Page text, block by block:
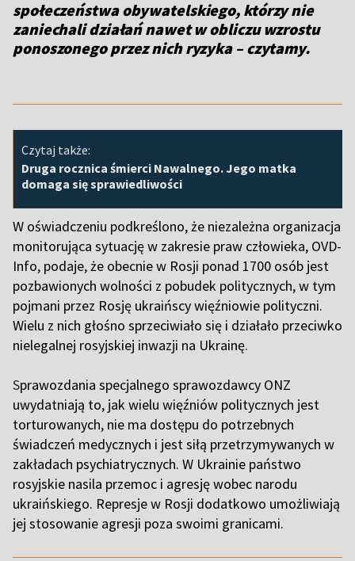
społeczeństwa obywatelskiego, którzy nie
zaniechali działań nawet w obliczu wzrostu
ponoszonego przez nich ryzyka – czytamy.
Czytaj także:
Druga rocznica śmierci Nawalnego. Jego matka
domaga się sprawiedliwości
W oświadczeniu podkreślono, że niezależna organizacja
monitorująca sytuację w zakresie praw człowieka, OVD-
Info, podaje, że obecnie w Rosji ponad 1700 osób jest
pozbawionych wolności z pobudek politycznych, w tym
pojmani przez Rosję ukraińscy więźniowie polityczni.
Wielu z nich głośno sprzeciwiało się i działało przeciwko
nielegalnej rosyjskiej inwazji na Ukrainę.
Sprawozdania specjalnego sprawozdawcy ONZ
uwydatniają to, jak wielu więźniów politycznych jest
torturowanych, nie ma dostępu do potrzebnych
świadczeń medycznych i jest siłą przetrzymywanych w
zakładach psychiatrycznych. W Ukrainie państwo
rosyjskie nasila przemoc i agresję wobec narodu
ukraińskiego. Represje w Rosji dodatkowo umożliwiają
jej stosowanie agresji poza swoimi granicami.